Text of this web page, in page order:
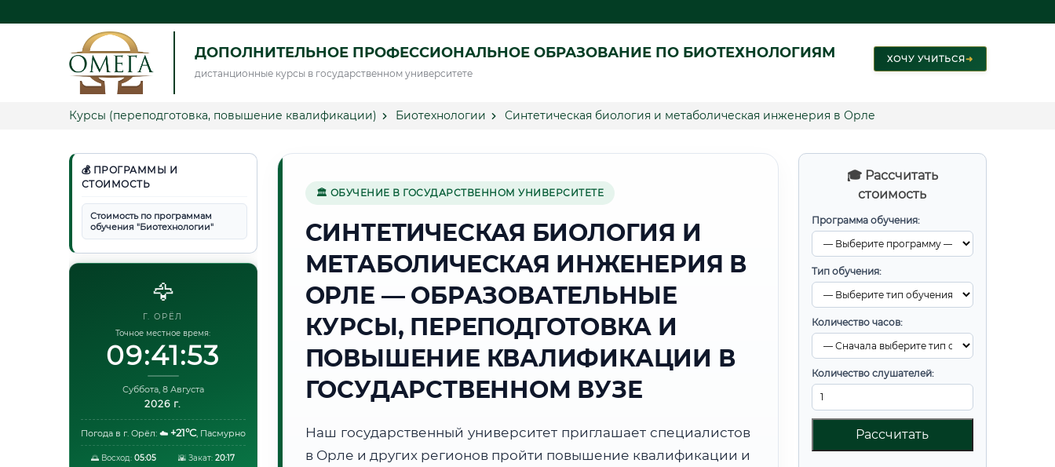
ДОПОЛНИТЕЛЬНОЕ ПРОФЕССИОНАЛЬНОЕ ОБРАЗОВАНИЕ ПО БИОТЕХНОЛОГИЯМ
дистанционные курсы в государственном университете
ХОЧУ УЧИТЬСЯ➜
Курсы (переподготовка, повышение квалификации) Биотехнологии Синтетическая биология и метаболическая инженерия в Орле
💰 ПРОГРАММЫ И
СТОИМОСТЬ
Стоимость по программам
обучения "Биотехнологии"
🦅
Г. ОРЁЛ
Точное местное время:
09:41:54
Суббота, 8 Августа
2026 г.
Погода в г. Орёл: ☁️ +21°C, Пасмурно
🌅 Восход:05:05 🌇 Закат: 20:17
🎓 Рассчитать
стоимость
Программа обучения:
Тип обучения:
Количество часов:
Количество слушателей:
Рассчитать
🏛 ОБУЧЕНИЕ В ГОСУДАРСТВЕННОМ УНИВЕРСИТЕТЕ
СИНТЕТИЧЕСКАЯ БИОЛОГИЯ И
МЕТАБОЛИЧЕСКАЯ ИНЖЕНЕРИЯ В
ОРЛЕ — ОБРАЗОВАТЕЛЬНЫЕ
КУРСЫ, ПЕРЕПОДГОТОВКА И
ПОВЫШЕНИЕ КВАЛИФИКАЦИИ В
ГОСУДАРСТВЕННОМ ВУЗЕ
Наш государственный университет приглашает специалистов
в Орле и других регионов пройти повышение квалификации и